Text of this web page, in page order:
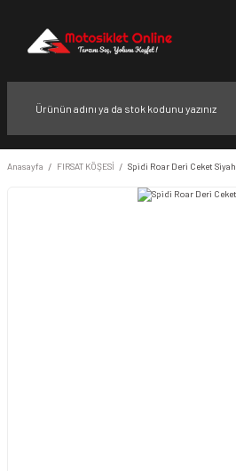
Anasayfa FIRSAT KÖŞESİ Spidi Roar Deri Ceket Siyah